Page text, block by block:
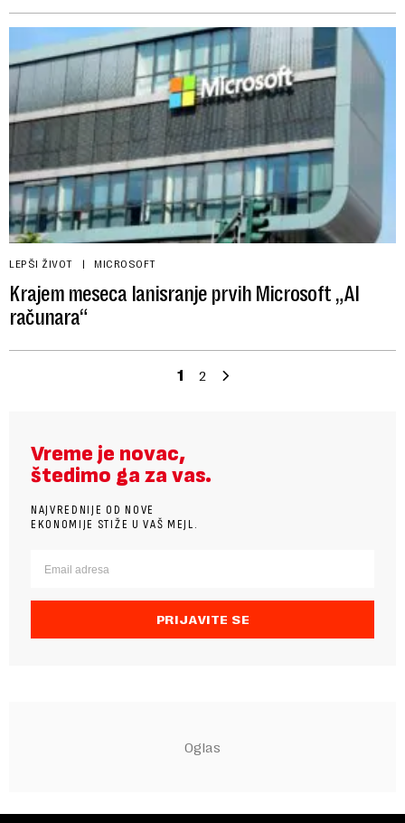
LEPŠI ŽIVOT MICROSOFT
Krajem meseca lanisranje prvih Microsoft „AI
računara“
1 2
Vreme je novac,
štedimo ga za vas.
NAJVREDNIJE OD NOVE
EKONOMIJE STIŽE U VAŠ MEJL.
PRIJAVITE SE